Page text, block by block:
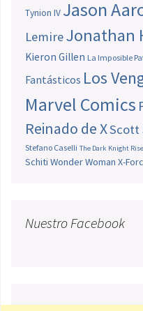
Tynion IV Jason
LemireJonathan
Kieron Gillen La Imposible
Fantásticos Los
Marvel Comics
Reinado de XScott
Stefano Caselli The Dark Knight
Schiti Wonder Woman X-
Nuestro Facebook